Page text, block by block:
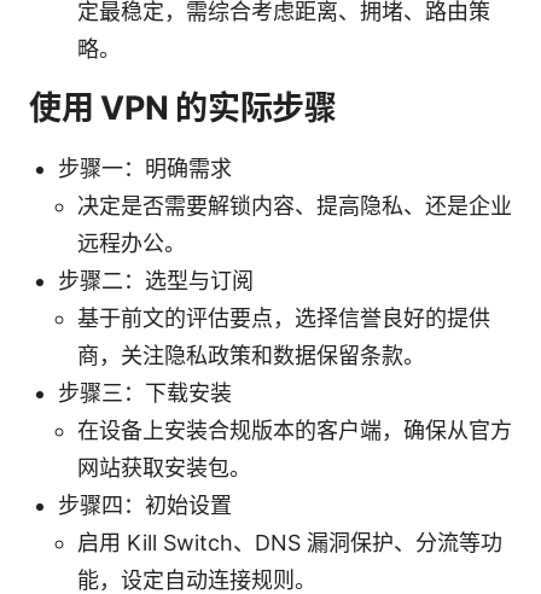
定最稳定，需综合考虑距离、拥堵、路由策
略。
使用 VPN 的实际步骤
步骤一：明确需求
决定是否需要解锁内容、提高隐私、还是企业
远程办公。
步骤二：选型与订阅
基于前文的评估要点，选择信誉良好的提供
商，关注隐私政策和数据保留条款。
步骤三：下载安装
在设备上安装合规版本的客户端，确保从官方
网站获取安装包。
步骤四：初始设置
启用 Kill Switch、DNS 漏洞保护、分流等功
能，设定自动连接规则。